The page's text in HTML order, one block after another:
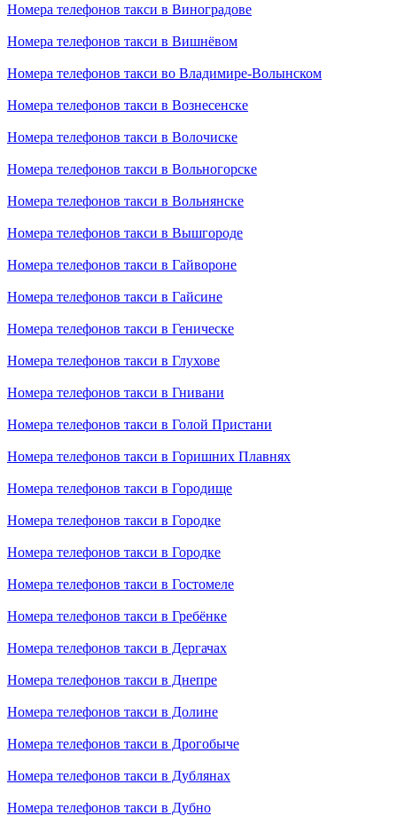
Номера телефонов такси в Виноградове
Номера телефонов такси в Вишнёвом
Номера телефонов такси во Владимире-Волынском
Номера телефонов такси в Вознесенске
Номера телефонов такси в Волочиске
Номера телефонов такси в Вольногорске
Номера телефонов такси в Вольнянске
Номера телефонов такси в Вышгороде
Номера телефонов такси в Гайвороне
Номера телефонов такси в Гайсине
Номера телефонов такси в Геническе
Номера телефонов такси в Глухове
Номера телефонов такси в Гнивани
Номера телефонов такси в Голой Пристани
Номера телефонов такси в Горишних Плавнях
Номера телефонов такси в Городище
Номера телефонов такси в Городке
Номера телефонов такси в Городке
Номера телефонов такси в Гостомеле
Номера телефонов такси в Гребёнке
Номера телефонов такси в Дергачах
Номера телефонов такси в Днепре
Номера телефонов такси в Долине
Номера телефонов такси в Дрогобыче
Номера телефонов такси в Дублянах
Номера телефонов такси в Дубно